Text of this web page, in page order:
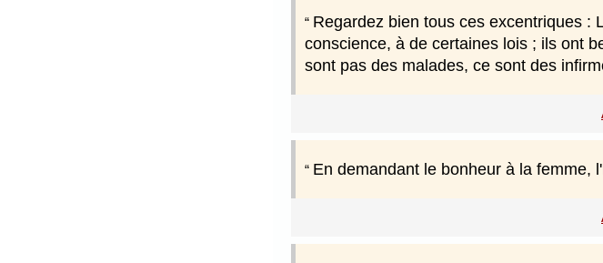
Regardez bien tous ces excentriques :
conscience, à de certaines lois ; ils ont
sont pas des malades, ce sont des
En demandant le bonheur à la femme,